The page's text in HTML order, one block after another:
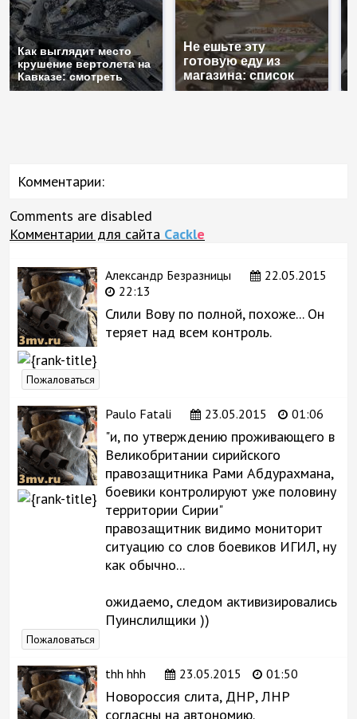
Как выглядит место
крушение вертолета на
Кавказе: смотреть
Не ешьте эту
готовую еду из
магазина: список
Комментарии:
Comments are disabled
Комментарии для сайта Cackle
Александр Безразницы
22.05.2015
22:13
Слили Вову по полной, похоже... Он
теряет над всем контроль.
Пожаловаться
Paulo Fatali 23.05.2015 01:06
"и, по утверждению проживающего в
Великобритании сирийского
правозащитника Рами Абдурахмана,
боевики контролируют уже половину
территории Сирии"
правозащитник видимо мониторит
ситуацию со слов боевиков ИГИЛ, ну
как обычно...
ожидаемо, следом активизировались
Пуинслилщики ))
Пожаловаться
thh hhh 23.05.2015 01:50
Новороссия слита, ДНР, ЛНР
согласны на автономию.